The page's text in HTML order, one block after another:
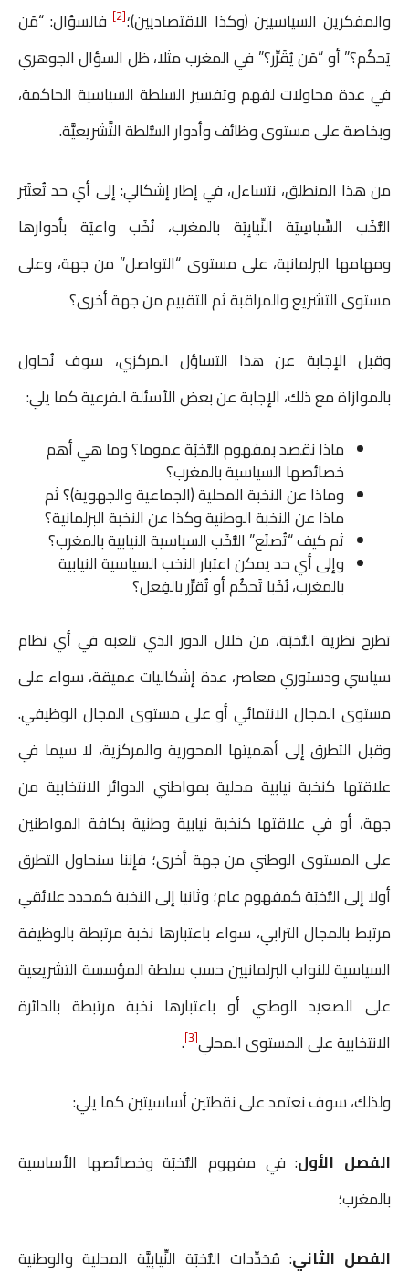
والمفكرين السياسيين (وكذا الاقتصاديين)؛[2]
فالسؤال: “مَن
يَحكُم؟” أو “مَن يُقَرِّر؟” في المغرب مثلا، ظل السؤال الجوهري
في عدة محاولات لفهم وتفسير السلطة السياسية الحاكمة،
وبخاصة على مستوى وظائف وأدوار السُّلطة التَّشريعيَّة.
من هذا المنطلق، نتساءل، في إطار إشكالي: إلى أي حد تُعتَبَر
النُّخَب السِّياسِيَة النِّيابِيَة بالمغرب، نُخَب واعيَة بأدوارها
ومهامها البرلمانية، على مستوى “التواصل” من جهة، وعلى
مستوى التشريع والمراقبة ثم التقييم من جهة أخرى؟
وقبل الإجابة عن هذا التساؤل المركزي، سوف نُحاول
بالموازاة مع ذلك، الإجابة عن بعض الأسئلة الفرعية كما يلي:
ماذا نقصد بمفهوم النُّخبَة عموما؟ وما هي أهم
خصائصها السياسية بالمغرب؟
وماذا عن النخبة المحلية (الجماعية والجهوية)؟ ثم
ماذا عن النخبة الوطنية وكذا عن النخبة البرلمانية؟
ثم كيف “تُصنَع” النُّخَب السياسية النيابية بالمغرب؟
وإلى أي حد يمكن اعتبار النخب السياسية النيابية
بالمغرب، نُخَبا تَحكُم أو تُقرِّر بالفِعل؟
تطرح نظرية النُّخبَة، من خلال الدور الذي تلعبه في أي نظام
سياسي ودستوري معاصر، عدة إشكاليات عميقة، سواء على
مستوى المجال الانتمائي أو على مستوى المجال الوظيفي.
وقبل التطرق إلى أهميتها المحورية والمركزية، لا سيما في
علاقتها كنخبة نيابية محلية بمواطني الدوائر الانتخابية من
جهة، أو في علاقتها كنخبة نيابية وطنية بكافة المواطنين
على المستوى الوطني من جهة أخرى؛ فإننا سنحاول التطرق
أولا إلى النُّخبَة كمفهوم عام؛ وثانيا إلى النخبة كمحدد علائقي
مرتبط بالمجال الترابي، سواء باعتبارها نخبة مرتبطة بالوظيفة
السياسية للنواب البرلمانيين حسب سلطة المؤسسة التشريعية
على الصعيد الوطني أو باعتبارها نخبة مرتبطة بالدائرة
الانتخابية على المستوى المحلي[3]
.
ولذلك، سوف نعتمد على نقطتين أساسيتين كما يلي:
الفصل الأول: في مفهوم النُّخبَة وخصائصها الأساسية
بالمغرب؛
الفصل الثاني: مُحَدِّدات النُّخبَة النِّيابِيَّة المحلية والوطنية